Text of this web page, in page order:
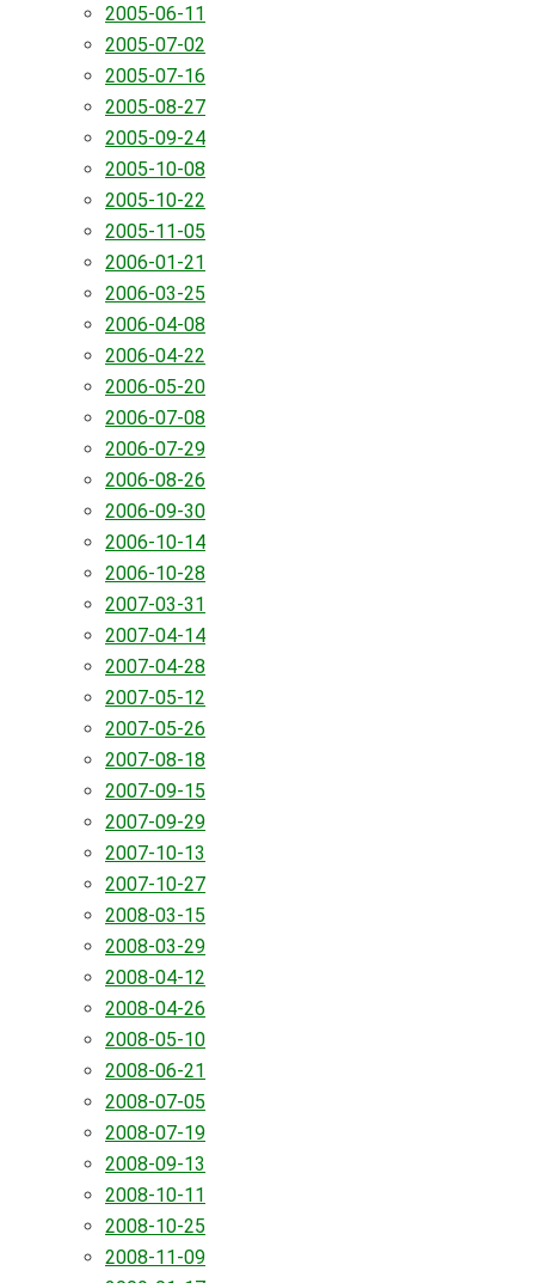
2005-06-11
2005-07-02
2005-07-16
2005-08-27
2005-09-24
2005-10-08
2005-10-22
2005-11-05
2006-01-21
2006-03-25
2006-04-08
2006-04-22
2006-05-20
2006-07-08
2006-07-29
2006-08-26
2006-09-30
2006-10-14
2006-10-28
2007-03-31
2007-04-14
2007-04-28
2007-05-12
2007-05-26
2007-08-18
2007-09-15
2007-09-29
2007-10-13
2007-10-27
2008-03-15
2008-03-29
2008-04-12
2008-04-26
2008-05-10
2008-06-21
2008-07-05
2008-07-19
2008-09-13
2008-10-11
2008-10-25
2008-11-09